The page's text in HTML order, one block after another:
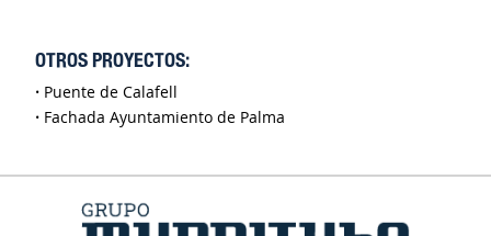
OTROS PROYECTOS:
· Puente de Calafell
· Fachada Ayuntamiento de Palma